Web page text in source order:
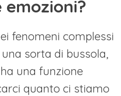
emozioni?
fenomeni complessi
sorta di bussola,
una funzione
quanto ci stiamo